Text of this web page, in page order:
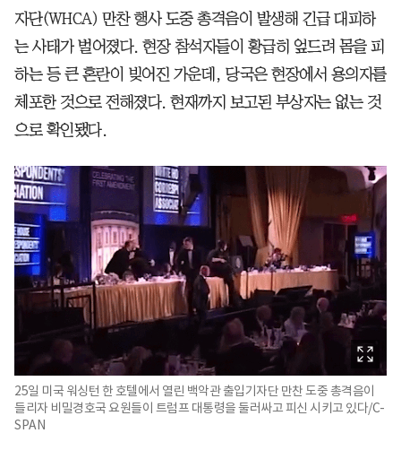
자단(WHCA) 만찬 행사 도중 총격음이 발생해 긴급 대피하
는 사태가 벌어졌다. 현장 참석자들이 황급히 엎드려 몸을 피
하는 등 큰 혼란이 빚어진 가운데, 당국은 현장에서 용의자를
체포한 것으로 전해졌다. 현재까지 보고된 부상자는 없는 것
으로 확인됐다.
25일 미국 워싱턴 한 호텔에서 열린 백악관 출입기자단 만찬 도중 총격음이
들리자 비밀경호국 요원들이 트럼프 대통령을 둘러싸고 피신 시키고 있다/C-
SPAN